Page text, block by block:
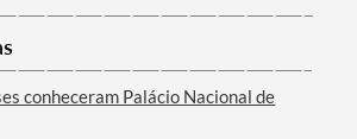
conheceram Palácio Nacional de